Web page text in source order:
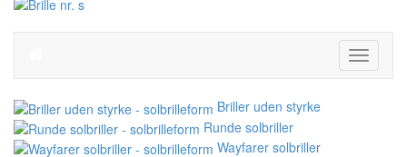
Toggle
Briller uden styrke
Runde solbriller
Wayfarer solbriller